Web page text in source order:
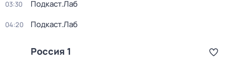
03:30 Подкаст.Лаб
04:20 Подкаст.Лаб
Россия 1